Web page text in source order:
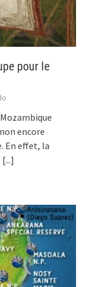
pour le
encore
En effet, la
[...]